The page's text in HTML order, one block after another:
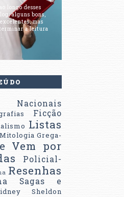
longo desses
alguns bons,
mas
a leitura
Nacionais
Ficção
Listas
Mitologia Grega-
Vem por
Policial-
Resenhas
Sagas e
Sheldon